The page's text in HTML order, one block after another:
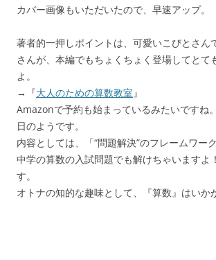
カバー画像もいただいたので、早速アップ。
著者的一押しポイントは、可愛いこびとさん
さんが、本編でもちょくちょく登場してとて
よ。
→『大人のための算数教室』
Amazonで予約も始まっているみたいですね
日のようです。
内容としては、「“問題解決”のフレームワー
中学の算数の入試問題でも解けちゃいますよ
す。
オトナの知的な趣味として、『算数』はいか